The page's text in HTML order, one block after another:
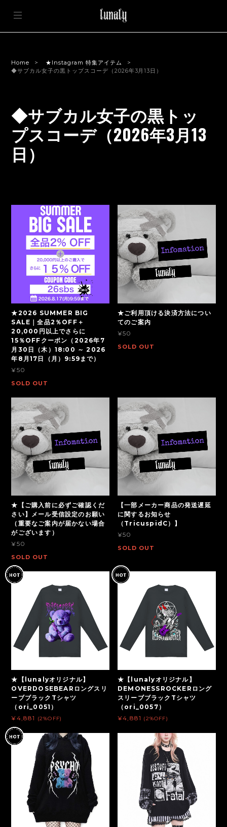
Home
★Instagram 特集アイテム
◆サブカル女子の黒トップスコーデ（2026年3月13日）
◆サブカル女子の黒トッ
プスコーデ（2026年3月13
日）
★2026 SUMMER BIG
SALE｜全品2％OFF＋
20,000円以上でさらに
15％OFFクーポン（2026年7
月30日（木）18:00 ～ 2026
年8月17日（月）9:59まで）
¥50
SOLD OUT
★ご利用頂ける決済方法につい
てのご案内
¥50
SOLD OUT
★【ご購入前に必ずご確認くだ
さい】メール受信設定のお願い
（重要なご案内が届かない場合
がございます）
¥50
SOLD OUT
【一部メーカー商品の発送遅延
に関するお知らせ
（TricuspidC）】
¥50
SOLD OUT
★【lunalyオリジナル】
OVERDOSEBEARロングスリ
ーブブラックTシャツ
（ori_0051）
¥4,881
(2%OFF)
★【lunalyオリジナル】
DEMONESSROCKERロング
スリーブブラックTシャツ
（ori_0057）
¥4,881 (2%OFF)